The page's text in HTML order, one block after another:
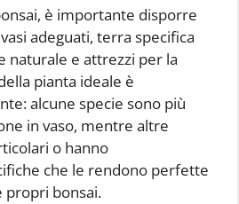
è importante disporre
adeguati, terra specifica
naturale e attrezzi per la
pianta ideale è
alcune specie sono più
in vaso, mentre altre
o hanno
che le rendono perfette
propri bonsai.